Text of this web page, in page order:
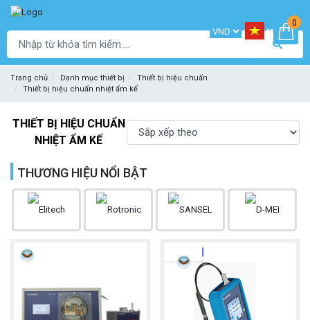
0
Trang chủ Danh mục thiết bị
Thiết bị hiệu chuẩn
Thiết bị hiệu chuẩn nhiệt ẩm kế
THIẾT BỊ HIỆU CHUẨN
NHIỆT ẨM KẾ
THƯƠNG HIỆU NỔI BẬT